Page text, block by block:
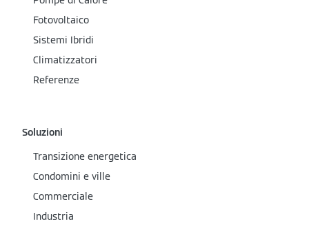
Fotovoltaico
Sistemi Ibridi
Climatizzatori
Referenze
Soluzioni
Transizione energetica
Condomini e ville
Commerciale
Industria